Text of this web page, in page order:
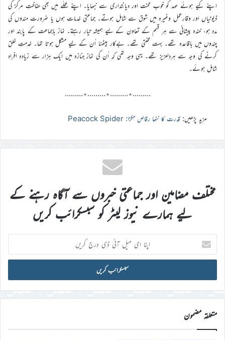
اپنے کیے ہوئے عہد کو خوب محنت اور دیانتداری سے نبھایا۔ اپنے محلّے میں بھی حفاظتِ مرکز کی
ڈیوٹیاں اور وقارعمل وغیرہ میں شوق سے شامل ہوتے۔ جماعتی خدمات ہوں یا ضرورت مندوں کی
مدد ہو، خندہ پیشانی سے ہر قسم کے تعاون کے لیے ہمیشہ تیار رہتے۔ نماز باجماعت کے پابند اور
چندوں میں باقاعدہ تھے۔ بہت محنتی تھے۔ بےکار بیٹھنا اُن کے لیے مشکل ہوتا تھا۔ خدمتِ خلق
کرنے کی وجہ سے ہردلعزیز تھے۔ یہی وجہ تھی کہ اُن کی نماز جنازہ میں ایک ہزار سے زیادہ افراد
شامل ہوئے۔
………٭………٭………٭………
مزید پڑھیں: قدرت کا ننھا رقاص مکڑا: Peacock Spider
مختلف مضامین اور جماعتی خبروں سے آگاہ رہنے کے
لیے ہمارے نیوز لیٹر کو سبسکرائب کریں
اپنا
ای
میل
ڈی
درج
کریں
متعلقہ مضمون